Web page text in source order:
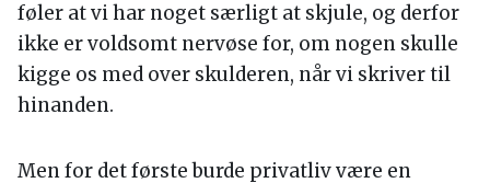
føler at vi har noget særligt at skjule, og derfor
ikke er voldsomt nervøse for, om nogen skulle
kigge os med over skulderen, når vi skriver til
hinanden.
Men for det første burde privatliv være en